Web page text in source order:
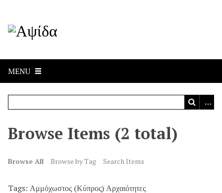
MENU
Browse Items (2 total)
Browse All Browse by Tag Search Items
Tags: Αμμόχωστος (Κύπρος) Αρχαιότητες